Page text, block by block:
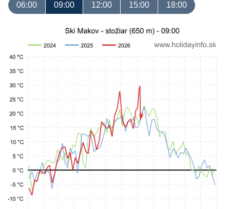
06:00 09:00 12:00 15:00 18:00